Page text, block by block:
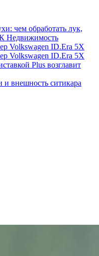
чем обработать лук,
Недвижимость
Volkswagen ID.Era 5X
Volkswagen ID.Era 5X
Plus возглавит
и внешность ситикара